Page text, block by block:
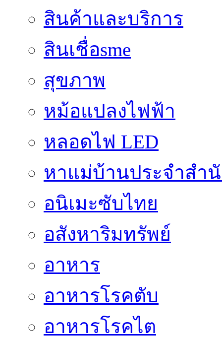
สินค้าและบริการ
สินเชื่อsme
สุขภาพ
หม้อแปลงไฟฟ้า
หลอดไฟ LED
หาแม่บ้านประจำสำ
อนิเมะซับไทย
อสังหาริมทรัพย์
อาหาร
อาหารโรคตับ
อาหารโรคไต